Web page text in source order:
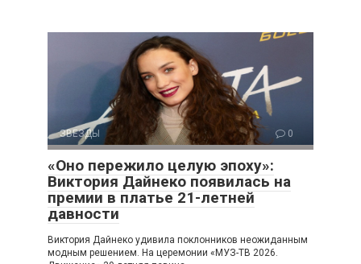
ЗВЕЗДЫ 0
«Оно пережило целую эпоху»:
Виктория Дайнеко появилась на
премии в платье 21-летней
давности
Виктория Дайнеко удивила поклонников неожиданным
модным решением. На церемонии «МУЗ-ТВ 2026.